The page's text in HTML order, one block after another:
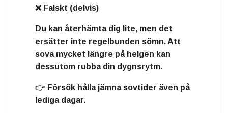
❌ Falskt (delvis)
Du kan återhämta dig lite, men det
ersätter inte regelbunden sömn. Att
sova mycket längre på helgen kan
dessutom rubba din dygnsrytm.
👉 Försök hålla jämna sovtider även på
lediga dagar.